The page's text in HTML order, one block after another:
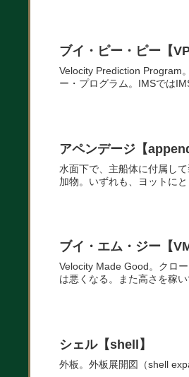
ブイ・ピー・ピー【
Velocity Prediction Program
ー・プログラム。IMSでは
アペンデージ【
水面下で、主船体に付属し
加物。いずれも、ヨットに
ブイ・エム・ジー【
Velocity Made Good。クロ
は悪くなる。また高さを稼
シェル【shell】
外板。外板展開図（shell